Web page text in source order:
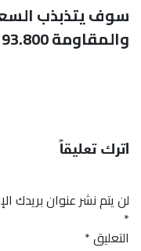
والمقاومة 93.800 الرئيسان.
اترك تعليقاً
لن يتم نشر عنوان بريدك
*
التعليق*